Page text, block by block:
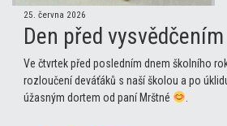
25. června 2026
Den před vysvědčením
Ve čtvrtek před posledním dnem školního
rozloučení deváťáků s naší školou a po
úžasným dortem od paní Mrštné